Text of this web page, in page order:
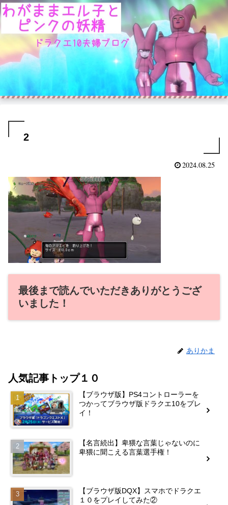
2
2024.08.25
最後まで読んでいただきありがとうござ
いました！
ありかま
人気記事トップ１０
【ブラウザ版】PS4コントローラーを
つかってブラウザ版ドラクエ10をプレ
イ！
【名言続出】卑猥な言葉じゃないのに
卑猥に聞こえる言葉選手権！
【ブラウザ版DQX】スマホでドラクエ
１０をプレイしてみた②